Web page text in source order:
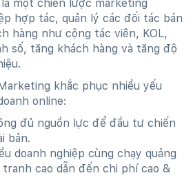
là một chiến lược marketing
hợp tác, quản lý các đối tác bán
hàng như cộng tác viên, KOL,
số, tăng khách hàng và tăng độ
khắc phục nhiều yếu
online:
đủ nguồn lực để đầu tư chiến
bản.
doanh nghiệp cùng chạy quảng
cao dẫn đến chi phí cao &